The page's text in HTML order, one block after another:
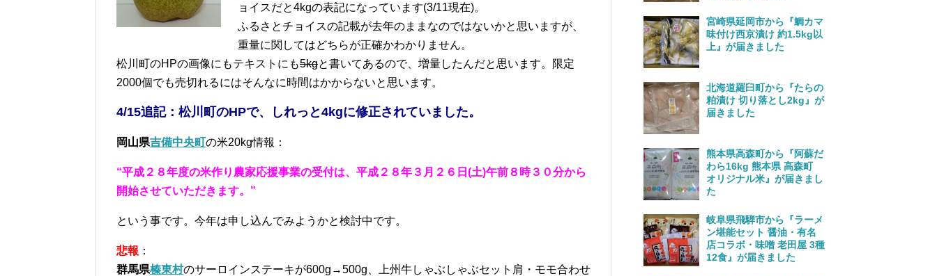
ョイスだと4kgの表記になっています(3/11現在)。
ふるさとチョイスの記載が去年のままなのではないかと思いますが、
重量に関してはどちらが正確かわかりません。
松川町のHPの画像にもテキストにも5kgと書いてあるので、増量したんだと思います。限定
2000個でも売切れるにはそんなに時間はかからないと思います。
4/15追記：松川町のHPで、しれっと4kgに修正されていました。
岡山県吉備中央町の米20kg情報：
“平成２８年度の米作り農家応援事業の受付は、平成２８年３月２６日(土)午前８時３０分から
開始させていただきます。”
という事です。今年は申し込んでみようかと検討中です。
悲報 ：
群馬県榛東村のサーロインステーキが600g→500g、上州牛しゃぶしゃぶセット肩・モモ合わせ
宮崎県延岡市から『鯛カマ
味付け西京漬け 約1.5kg以
上』が届きました
北海道羅臼町から『たらの
粕漬け 切り落とし2kg』が
届きました
熊本県高森町から『阿蘇だ
わら16kg 熊本県 高森町
オリジナル米』が届きまし
た
岐阜県飛騨市から『ラーメ
ン堪能セット 醤油・有名
店コラボ・味噌 老田屋 3種
12食』が届きました